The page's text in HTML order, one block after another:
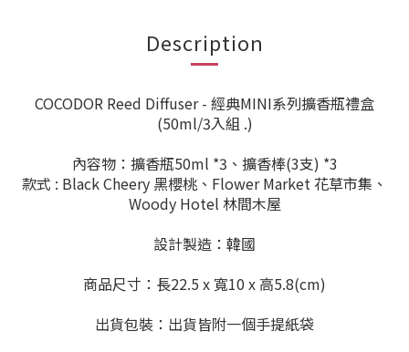
Description
COCODOR Reed Diffuser - 經典MINI系列擴香瓶禮盒
(50ml/3入組 .)
內容物：擴香瓶50ml *3、擴香棒(3支) *3
款式 : Black Cheery 黑櫻桃、Flower Market 花草市集、
Woody Hotel 林間木屋
設計製造：韓國
商品尺寸：長22.5 x 寬10 x 高5.8(cm)
出貨包裝：出貨皆附一個手提紙袋